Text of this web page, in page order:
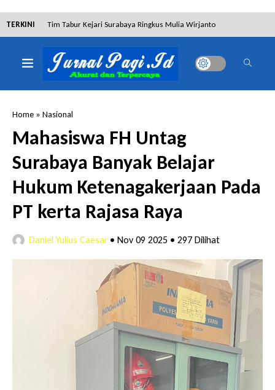
TERKINI Tim Tabur Kejari Surabaya Ringkus Mulia Wirjanto
Terpidana Penipuan 10 Miliar
Lakukan Pencurian dengan Pemberatan,
Perkuat Layanan Code Stroke Lewat Webinar
Kejari Surabaya Amankan Barang Bukti 9 Miliar
Rupiah TPPU Judol 188BET
Dalam Proses Hukum, Sengketa Lahan Gebang Putih
Justru Terdapat Aktivitas Pembangunan
Dibantah Terdakwa Ranto Hensa, Salim Himawan
Tetap Pada Keterangannya
Home » Nasional
Mahasiswa FH Untag
Surabaya Banyak Belajar
Hukum Ketenagakerjaan Pada
PT kerta Rajasa Raya
Daniel Yulius Caesar • Nov 09 2025 • 297 Dilihat